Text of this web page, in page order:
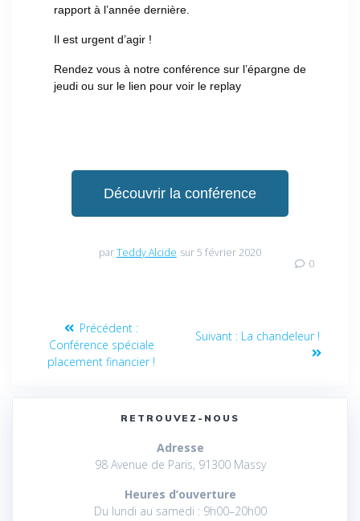
rapport à l’année dernière.
Il est urgent d’agir !
Rendez vous à notre conférence sur l’épargne de
jeudi ou sur le lien pour voir le replay
Découvrir la conférence
parTeddy Alcide sur 5 février 2020
0
Précédent :
Conférence spéciale
placement financier !
Suivant : La chandeleur !
RETROUVEZ-NOUS
Adresse
98 Avenue de Paris, 91300 Massy
Heures d’ouverture
Du lundi au samedi : 9h00–20h00